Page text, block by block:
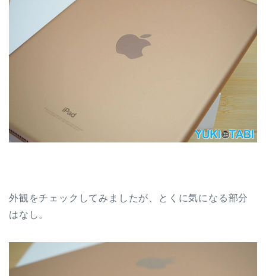
外観をチェックしてみましたが、とくに気になる部分
はなし。